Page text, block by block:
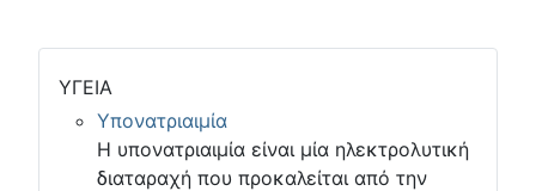
ΥΓΕΙΑ
Υπονατριαιμία
Η υπονατριαιμία είναι μία ηλεκτρολυτική
διαταραχή που προκαλείται από την